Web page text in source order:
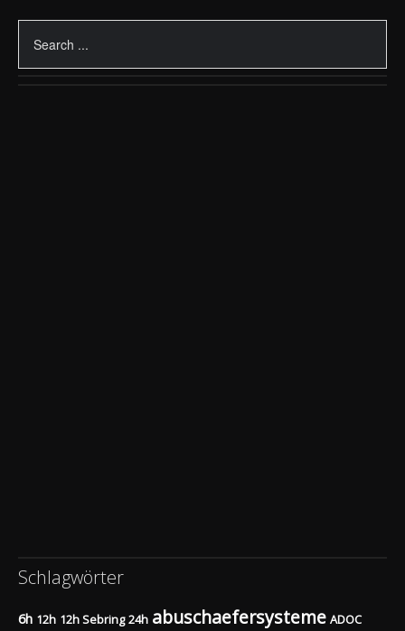
Schlagwörter
6h 12h 12h Sebring 24h abuschaefersysteme ADOC